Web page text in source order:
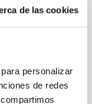
de las cookies
personalizar
de redes
of the
(eXTP)
Science